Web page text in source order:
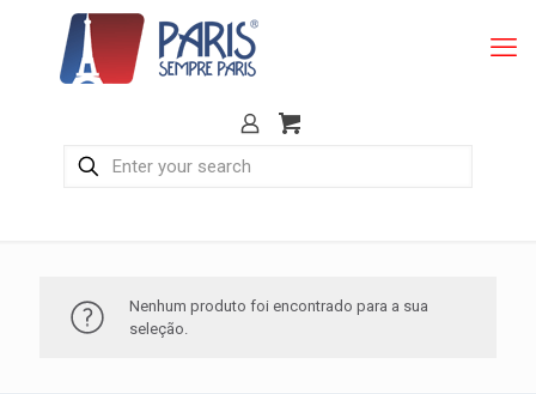
Nenhum produto foi encontrado para a sua
seleção.